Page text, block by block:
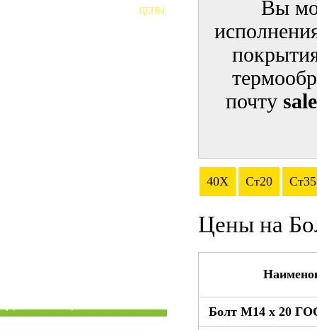
Вы
почту
40Х Ст20 Ст35
Цены на
Болт М14 x 20
ЦЕНЫ